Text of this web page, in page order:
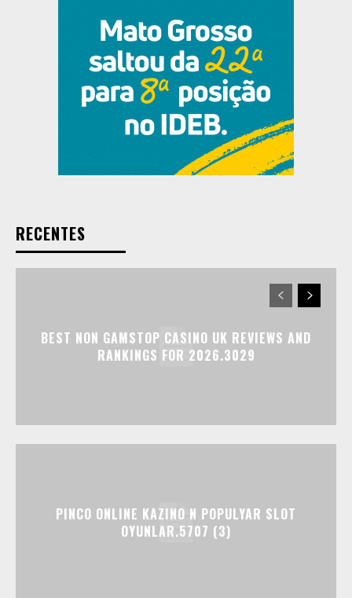
RECENTES
BEST NON GAMSTOP CASINO UK REVIEWS AND
RANKINGS FOR 2026.3029
PINCO ONLINE KAZINO N POPULYAR SLOT
OYUNLAR.5707 (3)